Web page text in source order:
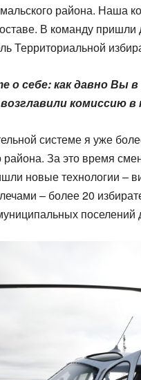
района. Наша
В команду
Территориальной
о себе: как давно Вы
комиссию
системе я уже
района. За это время
новые технологии –
– более 20
поселений